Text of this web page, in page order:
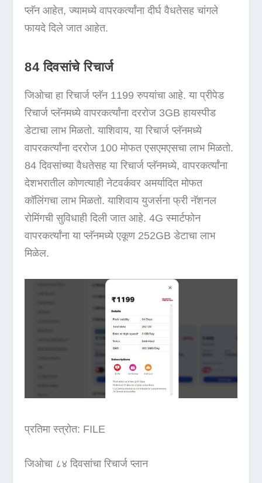
प्लॅन आहेत, ज्यामध्ये वापरकर्त्यांना दीर्घ वैधतेसह चांगले
फायदे दिले जात आहेत.
84 दिवसांचे रिचार्ज
जिओचा हा रिचार्ज प्लॅन 1199 रुपयांचा आहे. या प्रीपेड
रिचार्ज प्लॅनमध्ये वापरकर्त्यांना दररोज 3GB हायस्पीड
डेटाचा लाभ मिळतो. याशिवाय, या रिचार्ज प्लॅनमध्ये
वापरकर्त्यांना दररोज 100 मोफत एसएमएसचा लाभ मिळतो.
84 दिवसांच्या वैधतेसह या रिचार्ज प्लॅनमध्ये, वापरकर्त्यांना
देशभरातील कोणत्याही नेटवर्कवर अमर्यादित मोफत
कॉलिंगचा लाभ मिळतो. याशिवाय युजर्सना फ्री नॅशनल
रोमिंगची सुविधाही दिली जात आहे. 4G स्मार्टफोन
वापरकर्त्यांना या प्लॅनमध्ये एकूण 252GB डेटाचा लाभ
मिळेल.
प्रतिमा स्त्रोत: FILE
जिओचा ८४ दिवसांचा रिचार्ज प्लान